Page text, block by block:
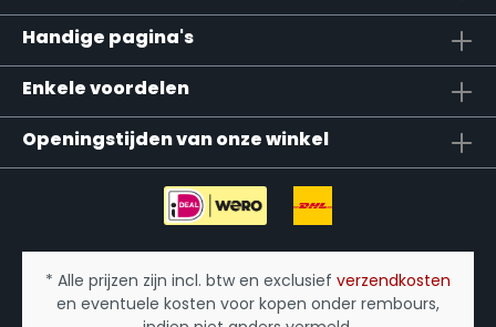
Handige pagina's
Enkele voordelen
Openingstijden van onze winkel
* Alle prijzen zijn incl. btw en exclusief verzendkosten
en eventuele kosten voor kopen onder rembours,